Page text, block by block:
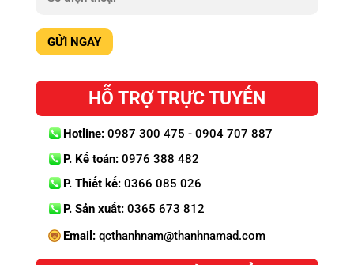
HỖ TRỢ TRỰC TUYẾN
Hotline:0987 300 475 - 0904 707 887
P. Kế toán:0976 388 482
P. Thiết kế:0366 085 026
P. Sản xuất:0365 673 812
Email:qcthanhnam@thanhnamad.com